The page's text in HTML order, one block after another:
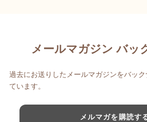
メールマガジン バッ
過去にお送りしたメールマガジンをバッ
ています。
メルマガを購読す